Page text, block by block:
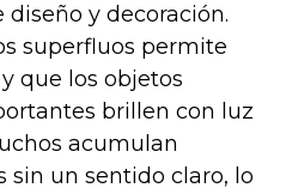
y decoración.
superfluos permite
que los objetos
brillen con luz
acumulan
sin un sentido claro, lo